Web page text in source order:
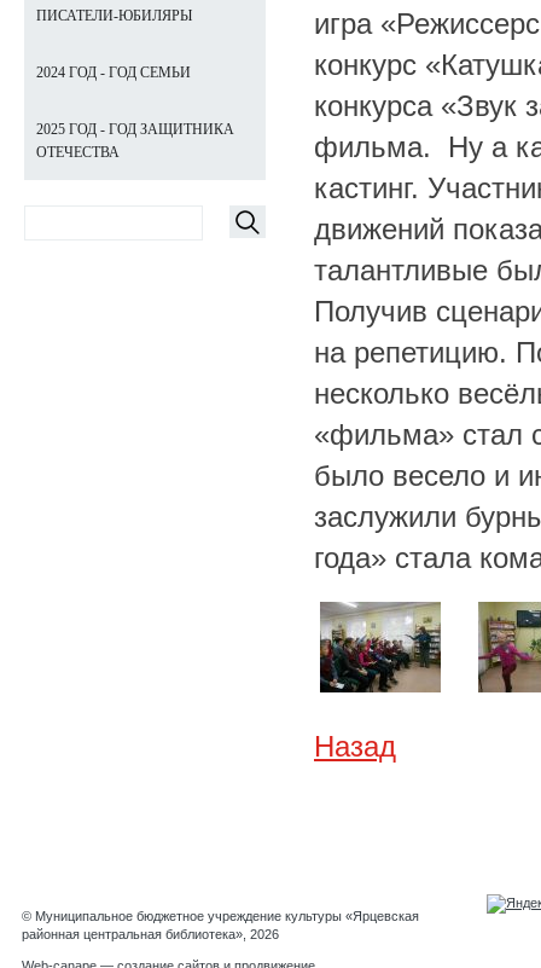
игра
конкурс
конкурса «Звук
фильма. Ну а
кастинг.
движений
талантливые
Получив
на репетицию.
несколько
«фильма» стал
было весело и
заслужили
года» стала
Назад
ПИСАТЕЛИ-ЮБИЛЯРЫ
2024 ГОД - ГОД СЕМЬИ
2025 ГОД - ГОД ЗАЩИТНИКА
ОТЕЧЕСТВА
© Муниципальное бюджетное учреждение культуры «Ярцевская
районная центральная библиотека», 2026
Web-canape — создание сайтов и продвижение